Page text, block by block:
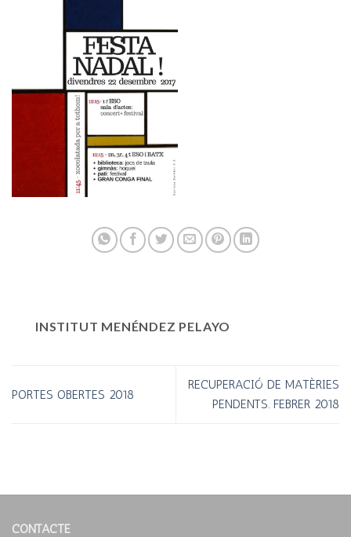
INSTITUT MENÉNDEZ PELAYO
PORTES OBERTES 2018
RECUPERACIÓ DE MATÈRIES
PENDENTS. FEBRER 2018
CONTACTE